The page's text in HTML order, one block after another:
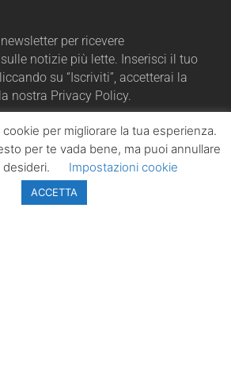
per ricevere
notizie più lette. Inserisci il tuo
su “Iscriviti”, accetterai la
nostra Privacy Policy.
ISCRIVITI
per migliorare la tua esperienza.
per te vada bene, ma puoi annullare
Impostazioni cookie
ACCETTA